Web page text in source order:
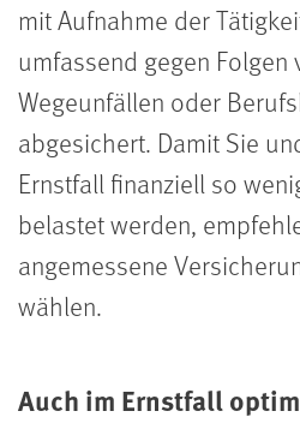
mit Aufnahme der
umfassend gegen Folgen
Wegeunfällen oder
abgesichert. Damit Sie
Ernstfall finanziell so
belastet werden,
angemessene
wählen.
Auch im Ernstfall